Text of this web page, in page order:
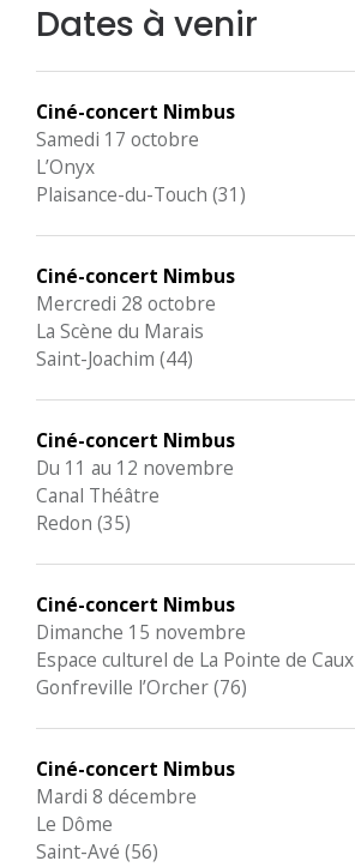
Dates à venir
Ciné-concert Nimbus
Samedi 17 octobre
L’Onyx
Plaisance-du-Touch (31)
Ciné-concert Nimbus
Mercredi 28 octobre
La Scène du Marais
Saint-Joachim (44)
Ciné-concert Nimbus
Du 11 au 12 novembre
Canal Théâtre
Redon (35)
Ciné-concert Nimbus
Dimanche 15 novembre
Espace culturel de La Pointe de Caux
Gonfreville l’Orcher (76)
Ciné-concert Nimbus
Mardi 8 décembre
Le Dôme
Saint-Avé (56)